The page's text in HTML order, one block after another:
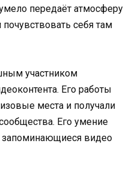
передаёт атмосферу
себя там
участником
Его работы
места и получали
Его умение
видео